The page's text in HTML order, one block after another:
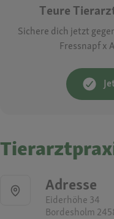
Teure
Sichere dich jetzt
Fressnapf x
Adresse
Eiderhöhe 34
Bordesholm